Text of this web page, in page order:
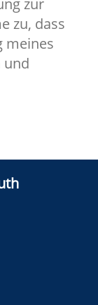
zur
zu, dass
meines
und